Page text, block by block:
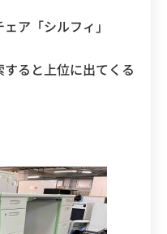
ア「シルフィ」
ると上位に出てくる